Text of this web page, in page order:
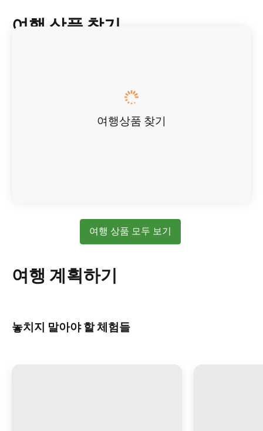
여행 상품 찾기
여행상품 찾기
여행 상품 모두 보기
여행 계획하기
놓치지 말아야 할 체험들